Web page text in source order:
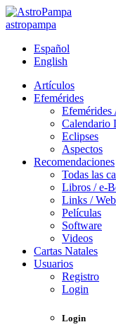
astropampa
Español
English
Artículos
Efemérides
Efemérides
Calendario
Eclipses
Aspectos
Recomendaciones
Todas las
Libros / e-
Links /
Películas
Software
Videos
Cartas Natales
Usuarios
Registro
Login
Login